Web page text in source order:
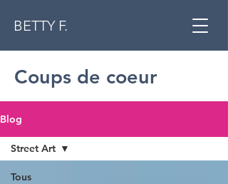
BETTY F.
Coups de coeur
Blog
Tous
Street Art